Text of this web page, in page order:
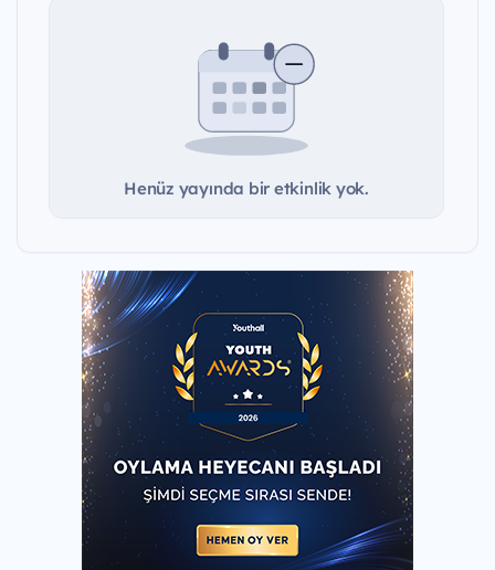
Henüz yayında bir etkinlik yok.